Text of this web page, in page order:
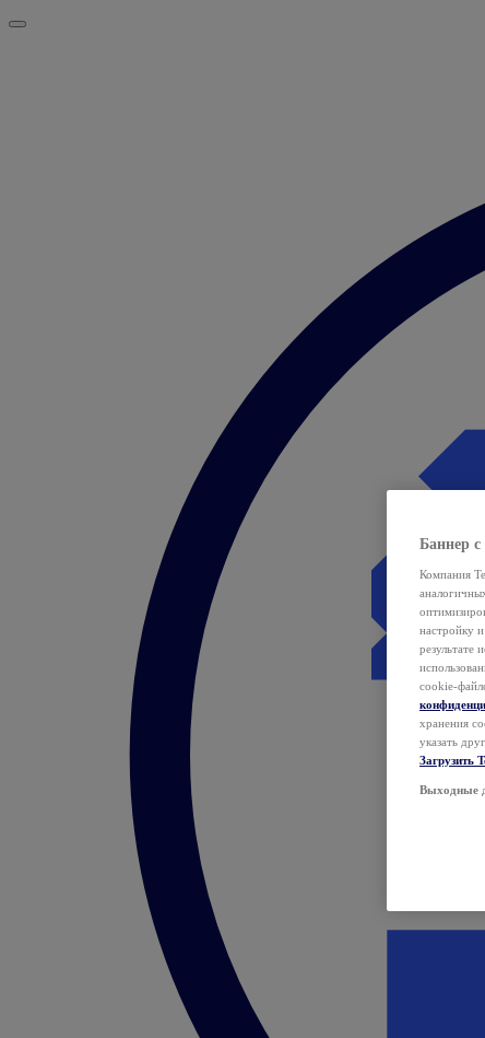
Баннер с
Компания
настройку
результате
cookie-
хранения
указать
Загрузить
Выходные